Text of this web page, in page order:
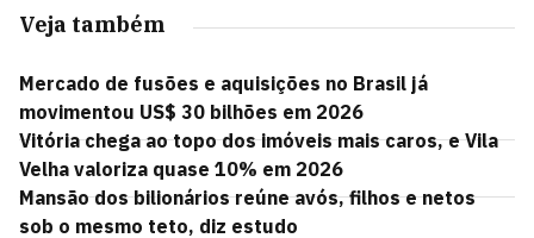
Veja também
Mercado de fusões e aquisições no Brasil já
movimentou US$ 30 bilhões em 2026
Vitória chega ao topo dos imóveis mais caros, e Vila
Velha valoriza quase 10% em 2026
Mansão dos bilionários reúne avós, filhos e netos
sob o mesmo teto, diz estudo